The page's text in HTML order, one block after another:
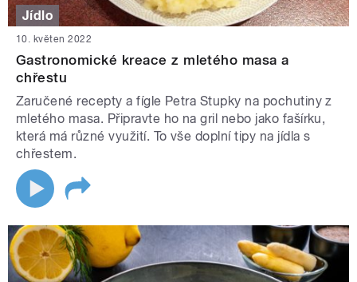
Jídlo
10. květen 2022
Gastronomické kreace z mletého masa a
chřestu
Zaručené recepty a fígle Petra Stupky na pochutiny z
mletého masa. Připravte ho na gril nebo jako fašírku,
která má různé využití. To vše doplní tipy na jídla s
chřestem.